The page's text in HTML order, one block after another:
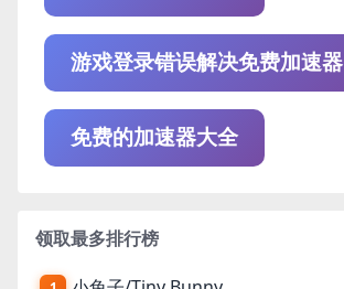
游戏登录错误解决免费加速器
免费的加速器大全
领取最多排行榜